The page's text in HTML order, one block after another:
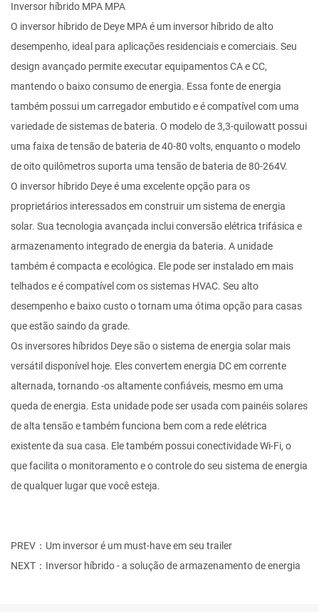
Inversor híbrido MPA MPA
O inversor híbrido de Deye MPA é um inversor híbrido de alto
desempenho, ideal para aplicações residenciais e comerciais. Seu
design avançado permite executar equipamentos CA e CC,
mantendo o baixo consumo de energia. Essa fonte de energia
também possui um carregador embutido e é compatível com uma
variedade de sistemas de bateria. O modelo de 3,3-quilowatt possui
uma faixa de tensão de bateria de 40-80 volts, enquanto o modelo
de oito quilômetros suporta uma tensão de bateria de 80-264V.
O inversor híbrido Deye é uma excelente opção para os
proprietários interessados em construir um sistema de energia
solar. Sua tecnologia avançada inclui conversão elétrica trifásica e
armazenamento integrado de energia da bateria. A unidade
também é compacta e ecológica. Ele pode ser instalado em mais
telhados e é compatível com os sistemas HVAC. Seu alto
desempenho e baixo custo o tornam uma ótima opção para casas
que estão saindo da grade.
Os inversores híbridos Deye são o sistema de energia solar mais
versátil disponível hoje. Eles convertem energia DC em corrente
alternada, tornando -os altamente confiáveis, mesmo em uma
queda de energia. Esta unidade pode ser usada com painéis solares
de alta tensão e também funciona bem com a rede elétrica
existente da sua casa. Ele também possui conectividade Wi-Fi, o
que facilita o monitoramento e o controle do seu sistema de energia
de qualquer lugar que você esteja.
PREV：Um inversor é um must-have em seu trailer
NEXT：Inversor híbrido - a solução de armazenamento de energia